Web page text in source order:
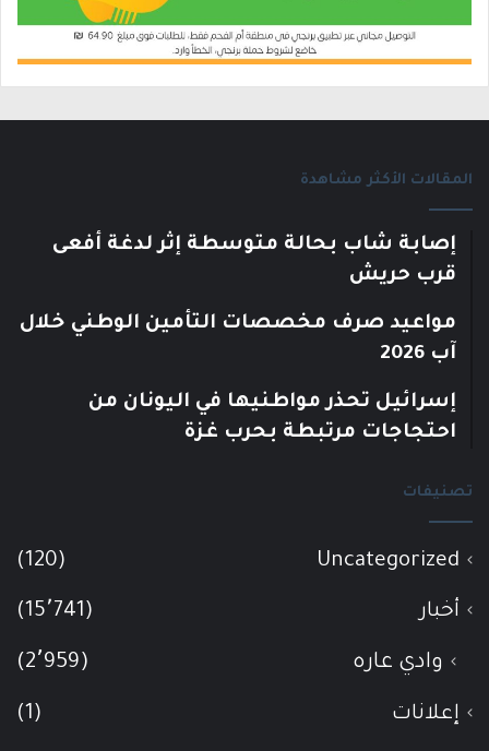
المقالات الأكثر مشاهدة
إصابة شاب بحالة متوسطة إثر لدغة أفعى
قرب حريش
مواعيد صرف مخصصات التأمين الوطني خلال
آب 2026
إسرائيل تحذر مواطنيها في اليونان من
احتجاجات مرتبطة بحرب غزة
تصنيفات
Uncategorized
(120)
أخبار (15٬741)
وادي عاره (2٬959)
إعلانات (1)